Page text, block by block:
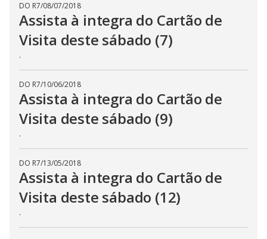
DO R7/08/07/2018
Assista à integra do Cartão de
Visita deste sábado (7)
.
DO R7/10/06/2018
Assista à integra do Cartão de
Visita deste sábado (9)
.
DO R7/13/05/2018
Assista à integra do Cartão de
Visita deste sábado (12)
.